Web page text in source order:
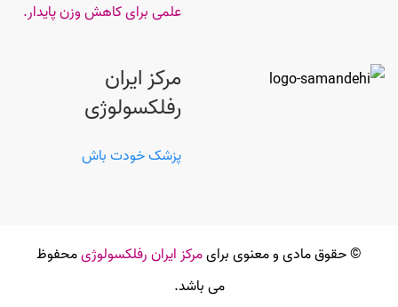
علمی برای کاهش وزن پایدار.
مرکز ایران
رفلکسولوژی
پزشک خودت باش
© حقوق مادی و معنوی برایمرکز ایران رفلکسولوژیمحفوظ
می باشد.